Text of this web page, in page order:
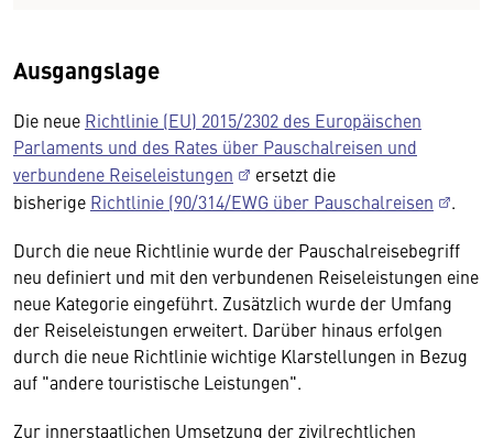
Ausgangslage
Die neue Richtlinie (EU) 2015/2302 des Europäischen
Parlaments und des Rates über Pauschalreisen und
verbundene Reiseleistungen
ersetzt die
bisherige Richtlinie (90/314/EWG über Pauschalreisen
.
Durch die neue Richtlinie wurde der Pauschalreisebegriff
neu definiert und mit den verbundenen Reiseleistungen eine
neue Kategorie eingeführt. Zusätzlich wurde der Umfang
der Reiseleistungen erweitert. Darüber hinaus erfolgen
durch die neue Richtlinie wichtige Klarstellungen in Bezug
auf "andere touristische Leistungen".
Zur innerstaatlichen Umsetzung der zivilrechtlichen